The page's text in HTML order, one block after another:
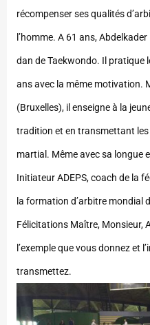
récompenser ses qualités
l’homme. A 61 ans,
dan de Taekwondo. Il pratique
ans avec la même motivation.
(Bruxelles), il enseigne à la
tradition et en transmettant les
martial. Même avec sa longue
Initiateur ADEPS, coach de la
la formation d’arbitre mondial
Félicitations Maître, Monsieur,
l’exemple que vous donnez et
transmettez.